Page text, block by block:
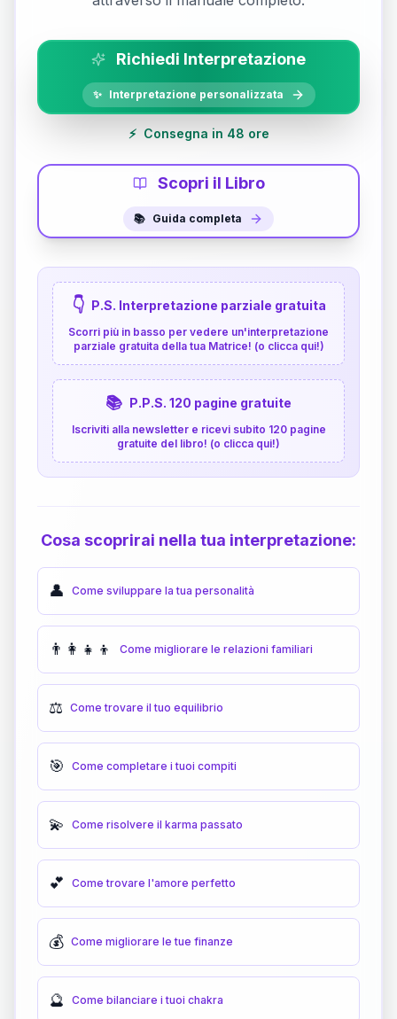
Richiedi Interpretazione
✨ Interpretazione personalizzata
⚡ Consegna in 48 ore
Scopri il Libro
📚 Guida completa
👇 P.S. Interpretazione parziale gratuita
Scorri più in basso per vedere un'interpretazione
parziale gratuita della tua Matrice! (o clicca qui!)
📚 P.P.S. 120 pagine gratuite
Iscriviti alla newsletter e ricevi subito 120 pagine
gratuite del libro! (o clicca qui!)
Cosa scoprirai nella tua interpretazione:
👤 Come sviluppare la tua personalità
👨‍👩‍👧‍👦 Come migliorare le relazioni familiari
⚖️ Come trovare il tuo equilibrio
🎯 Come completare i tuoi compiti
💫 Come risolvere il karma passato
💕 Come trovare l'amore perfetto
💰 Come migliorare le tue finanze
🔮 Come bilanciare i tuoi chakra